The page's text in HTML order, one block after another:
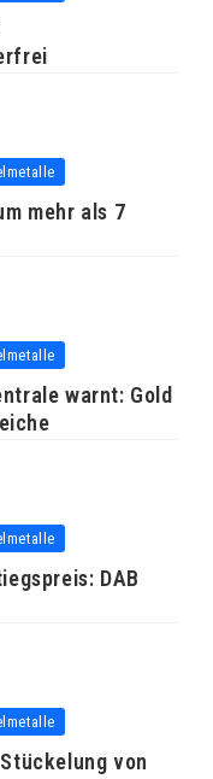
mehr als 7
warnt: Gold
DAB
von